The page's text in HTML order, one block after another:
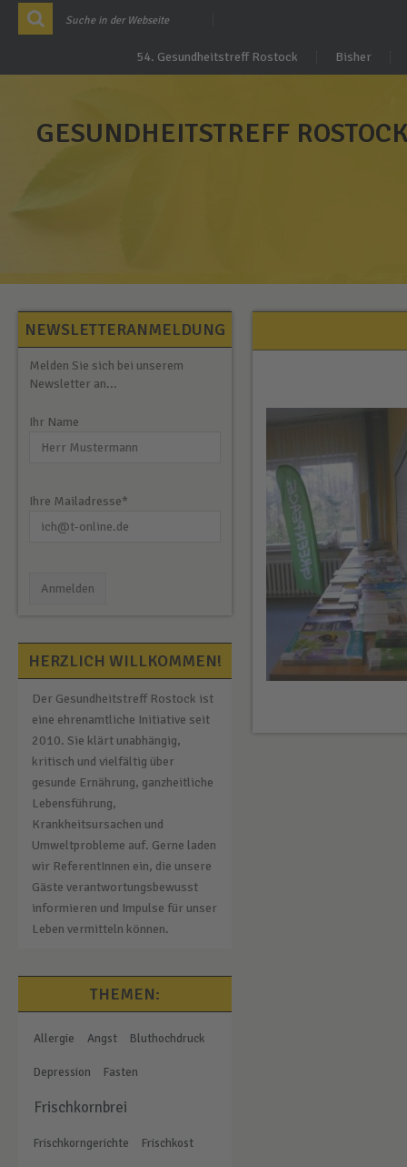
54. Gesundheitstreff Rostock Bisher
GESUNDHEITSTREFF
NEWSLETTERANMELDUNG
Melden Sie sich bei unserem
Newsletter an...
Ihr Name
Ihre Mailadresse*
HERZLICH WILLKOMMEN!
Der Gesundheitstreff Rostock ist
eine ehrenamtliche Initiative seit
2010. Sie klärt unabhängig,
kritisch und vielfältig über
gesunde Ernährung, ganzheitliche
Lebensführung,
Krankheitsursachen und
Umweltprobleme auf. Gerne laden
wir ReferentInnen ein, die unsere
Gäste verantwortungsbewusst
informieren und Impulse für unser
Leben vermitteln können.
THEMEN:
Allergie Angst Bluthochdruck
Depression Fasten
Frischkornbrei
Frischkorngerichte Frischkost